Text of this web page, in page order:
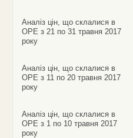
Аналіз цін, що склалися в
ОРЕ з 21 по 31 травня 2017
року
Аналіз цін, що склалися в
ОРЕ з 11 по 20 травня 2017
року
Аналіз цін, що склалися в
ОРЕ з 1 по 10 травня 2017
року